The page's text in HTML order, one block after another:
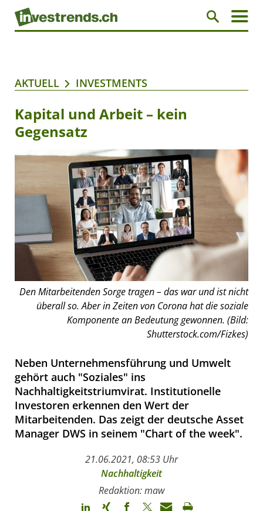
AKTUELL INVESTMENTS
Kapital und Arbeit – kein
Gegensatz
Den Mitarbeitenden Sorge tragen – das war und ist nicht
überall so. Aber in Zeiten von Corona hat die soziale
Komponente an Bedeutung gewonnen. (Bild:
Shutterstock.com/Fizkes)
Neben Unternehmensführung und Umwelt
gehört auch "Soziales" ins
Nachhaltigkeitstriumvirat. Institutionelle
Investoren erkennen den Wert der
Mitarbeitenden. Das zeigt der deutsche Asset
Manager DWS in seinem "Chart of the week".
21.06.2021, 08:53 Uhr
Nachhaltigkeit
Redaktion: maw